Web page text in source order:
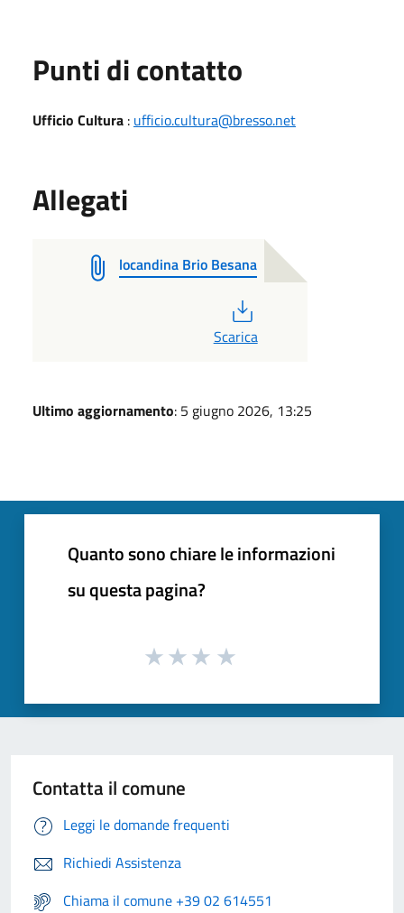
Punti di contatto
Ufficio Cultura : ufficio.cultura@bresso.net
Allegati
locandina Brio Besana
Scarica
Ultimo aggiornamento: 5 giugno 2026, 13:25
Quanto sono chiare le informazioni
su questa pagina?
Contatta il comune
Leggi le domande frequenti
Richiedi Assistenza
Chiama il comune +39 02 614551